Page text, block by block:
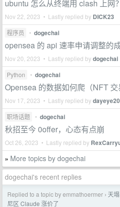
ubuntu 怎么从终端用 clash 上网？
Nov 22, 2023 • Lastly replied by DICK23
程序员 • dogechai
opensea 的 api 速率申请调整的
Nov 20, 2023 • Lastly replied bydogechai
Python • dogechai
Opensea 的数据如何爬（NFT 交
Nov 17, 2023 • Lastly replied by
职场话题 • dogechai
秋招至今 0offer，心态有点崩
Oct 26, 2023 • Lastly replied by
» More topics by dogechai
dogechai's recent replies
Replied to a topic by emmathoermer › 天
尼区 Claude 涨价了